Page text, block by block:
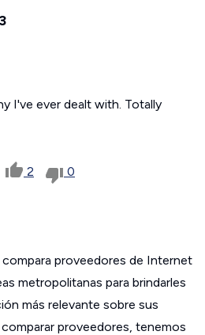
I've ever dealt with. Totally
2 0
proveedores de Internet
metropolitanas para brindarles
más relevante sobre sus
proveedores, tenemos